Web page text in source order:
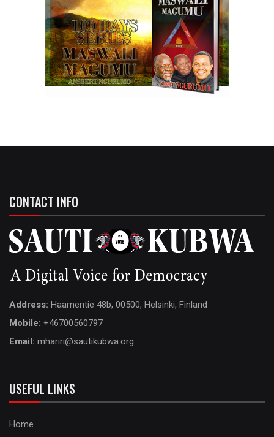
CONTACT INFO
Address: Haamentie 48b, 00500, Helsinki, Finland
Mobile: +46700560797
Email: mhariri@sautikubwa.org
USEFUL LINKS
Home